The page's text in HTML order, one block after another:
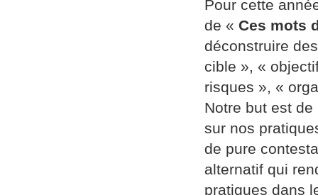
Pour cette
de « Ces mots
déconstruire
cible », «
risques », «
Notre but est de
sur nos
de pure
alternatif qui
pratiques dans